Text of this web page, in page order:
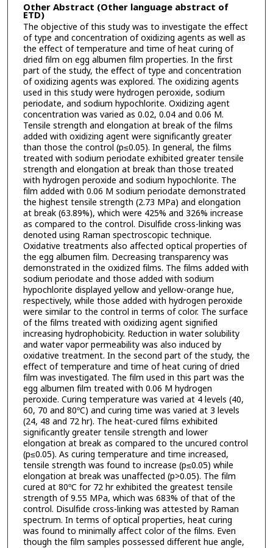
Other Abstract (Other language abstract of
ETD)
The objective of this study was to investigate the effect
of type and concentration of oxidizing agents as well as
the effect of temperature and time of heat curing of
dried film on egg albumen film properties. In the first
part of the study, the effect of type and concentration
of oxidizing agents was explored. The oxidizing agents
used in this study were hydrogen peroxide, sodium
periodate, and sodium hypochlorite. Oxidizing agent
concentration was varied as 0.02, 0.04 and 0.06 M.
Tensile strength and elongation at break of the films
added with oxidizing agent were significantly greater
than those the control (p≤0.05). In general, the films
treated with sodium periodate exhibited greater tensile
strength and elongation at break than those treated
with hydrogen peroxide and sodium hypochlorite. The
film added with 0.06 M sodium periodate demonstrated
the highest tensile strength (2.73 MPa) and elongation
at break (63.89%), which were 425% and 326% increase
as compared to the control. Disulfide cross-linking was
denoted using Raman spectroscopic technique.
Oxidative treatments also affected optical properties of
the egg albumen film. Decreasing transparency was
demonstrated in the oxidized films. The films added with
sodium periodate and those added with sodium
hypochlorite displayed yellow and yellow-orange hue,
respectively, while those added with hydrogen peroxide
were similar to the control in terms of color. The surface
of the films treated with oxidizing agent signified
increasing hydrophobicity. Reduction in water solubility
and water vapor permeability was also induced by
oxidative treatment. In the second part of the study, the
effect of temperature and time of heat curing of dried
film was investigated. The film used in this part was the
egg albumen film treated with 0.06 M hydrogen
peroxide. Curing temperature was varied at 4 levels (40,
60, 70 and 80ºC) and curing time was varied at 3 levels
(24, 48 and 72 hr). The heat-cured films exhibited
significantly greater tensile strength and lower
elongation at break as compared to the uncured control
(p≤0.05). As curing temperature and time increased,
tensile strength was found to increase (p≤0.05) while
elongation at break was unaffected (p>0.05). The film
cured at 80ºC for 72 hr exhibited the greatest tensile
strength of 9.55 MPa, which was 683% of that of the
control. Disulfide cross-linking was attested by Raman
spectrum. In terms of optical properties, heat curing
was found to minimally affect color of the films. Even
though the film samples possessed different hue angle,